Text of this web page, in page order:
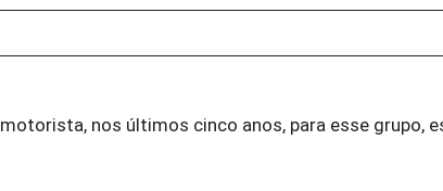
nos últimos cinco anos, para esse grupo,